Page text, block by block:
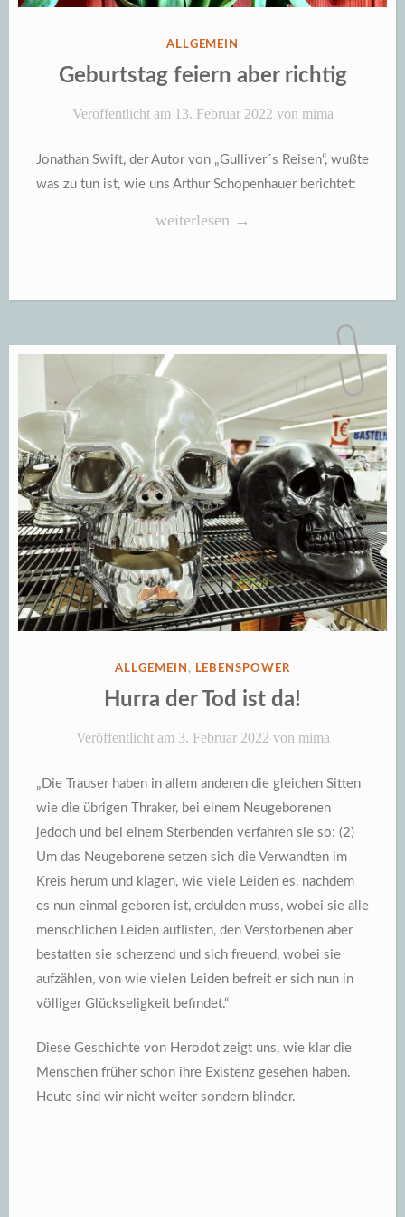
VERÖFFENTLICHT
IN
ALLGEMEIN
Geburtstag feiern aber richtig
Veröffentlicht am 13. Februar 2022 von mima
Jonathan Swift, der Autor von „Gulliver´s Reisen“, wußte
was zu tun ist, wie uns Arthur Schopenhauer berichtet:
„Geburtstag
richtig“
weiterlesen →
VERÖFFENTLICHT
IN
ALLGEMEIN , LEBENSPOWER
Hurra der Tod ist da!
Veröffentlicht am 3. Februar 2022 von mima
„Die Trauser haben in allem anderen die gleichen Sitten
wie die übrigen Thraker, bei einem Neugeborenen
jedoch und bei einem Sterbenden verfahren sie so: (2)
Um das Neugeborene setzen sich die Verwandten im
Kreis herum und klagen, wie viele Leiden es, nachdem
es nun einmal geboren ist, erdulden muss, wobei sie alle
menschlichen Leiden auflisten, den Verstorbenen aber
bestatten sie scherzend und sich freuend, wobei sie
aufzählen, von wie vielen Leiden befreit er sich nun in
völliger Glückseligkeit befindet.“
Diese Geschichte von Herodot zeigt uns, wie klar die
Menschen früher schon ihre Existenz gesehen haben.
Heute sind wir nicht weiter sondern blinder.